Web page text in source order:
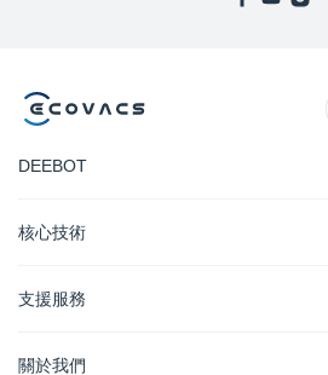
DEEBOT
核心技術
支援服務
關於我們